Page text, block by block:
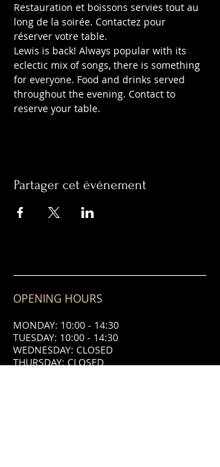
Restauration et boissons servies tout au
long de la soirée. Contactez pour
réserver votre table.
Lewis is back! Always popular with its
eclectic mix of songs, there is something
for everyone. Food and drinks served
throughout the evening. Contact to
reserve your table.
Partager cet événement
OPENING HOURS
MONDAY: 10:00 - 14:30
TUESDAY: 10:00 - 14:30
WEDNESDAY: CLOSED
THURSDAY: CLOSED